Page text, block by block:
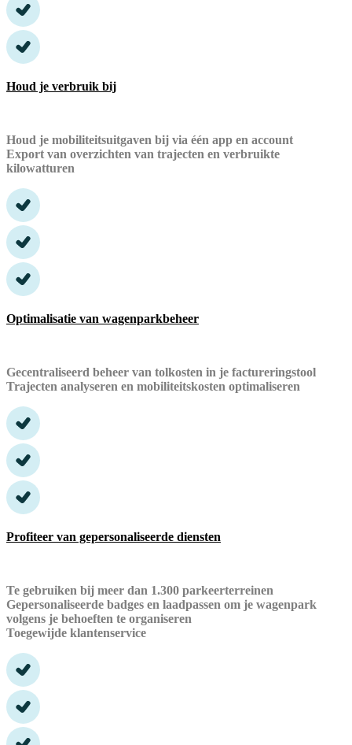
Houd je verbruik bij
Houd je mobiliteitsuitgaven bij via één app en account
Export van overzichten van trajecten en verbruikte
kilowatturen
Optimalisatie van wagenparkbeheer
Gecentraliseerd beheer van tolkosten in je factureringstool
Trajecten analyseren en mobiliteitskosten optimaliseren
Profiteer van gepersonaliseerde diensten
Te gebruiken bij meer dan 1.300 parkeerterreinen
Gepersonaliseerde badges en laadpassen om je wagenpark
volgens je behoeften te organiseren
Toegewijde klantenservice